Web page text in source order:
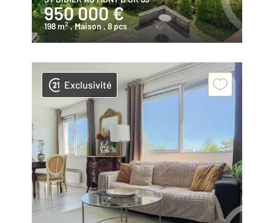
950 000 €
198 m2 , Maison , 8 pcs
Exclusivité